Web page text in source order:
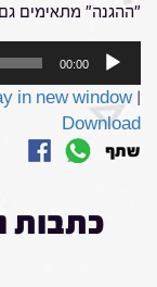
"ההגנה" מתאימים גם
00:00
in new window|
Download
שתף
כתבות